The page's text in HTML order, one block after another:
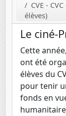
CVE -
élèves)
Le ciné-
Cette
ont été
élèves du
pour tenir
fonds en